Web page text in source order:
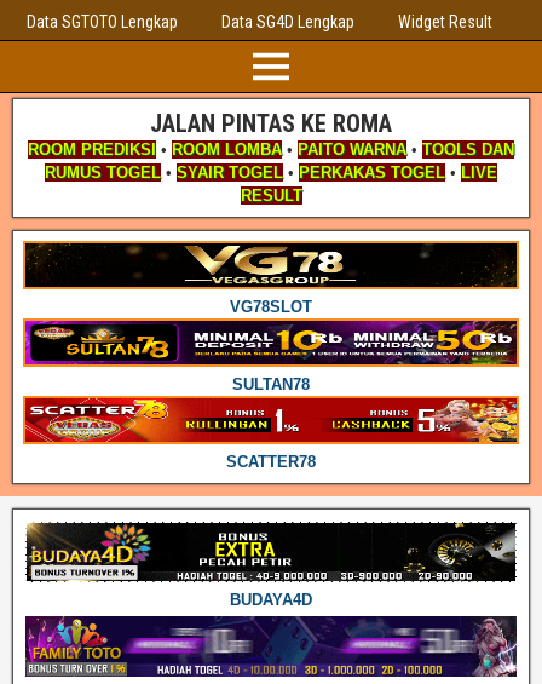
Data SGTOTO Lengkap Data SG4D Lengkap Widget Result
JALAN PINTAS KE ROMA
ROOM PREDIKSI • ROOM LOMBA• PAITO WARNA• TOOLS DAN
RUMUS TOGEL• SYAIR TOGEL• PERKAKAS TOGEL• LIVE
RESULT
VG78SLOT
SULTAN78
SCATTER78
BUDAYA4D